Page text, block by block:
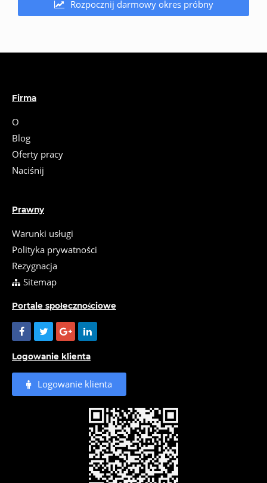
Rozpocznij darmowy okres próbny
Firma
O
Blog
Oferty pracy
Naciśnij
Prawny
Warunki usługi
Polityka prywatności
Rezygnacja
Sitemap
Portale społecznościowe
Logowanie klienta
Logowanie klienta